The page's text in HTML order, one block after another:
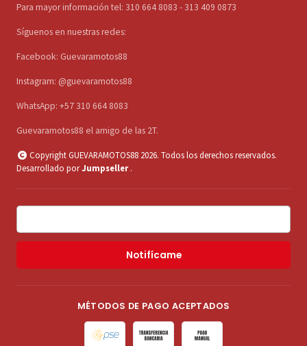
Para mayor información tel: 310 664 8083 - 313 409 0873
Síguenos en nuestras redes:
Facebook: Guevaramotos88
Instagram: @guevaramotos88
WhatsApp: +57 310 664 8083
Guevaramotos88 el amigo de las 2T.
Copyright GUEVARAMOTOS88 2026. Todos los derechos reservados.
Desarrollado porJumpseller .
Notifícame
MÉTODOS DE PAGO ACEPTADOS